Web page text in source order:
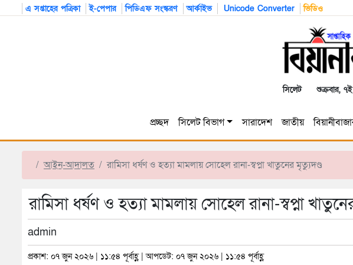
এ সপ্তাহের পত্রিকা ই-পেপার পিডিএফ সংস্করণ আর্কাইভ Unicode Converter ভিডিও
সিলেট শুক্রবার,
প্রচ্ছদ সিলেট বিভাগ সারাদেশ জাতীয়
আইন-আদালত রামিসা ধর্ষণ ও হত্যা মামলায় সোহেল রানা-স্বপ্না খাতুনের মৃত্যুদণ্ড
রামিসা ধর্ষণ ও হত্যা মামলায় সোহেল রানা-স্বপ্না
admin
প্রকাশ: ০৭ জুন ২০২৬ | ১১:৫৪ পূর্বাহ্ণ | আপডেট: ০৭ জুন ২০২৬ | ১১:৫৪ পূর্বাহ্ণ